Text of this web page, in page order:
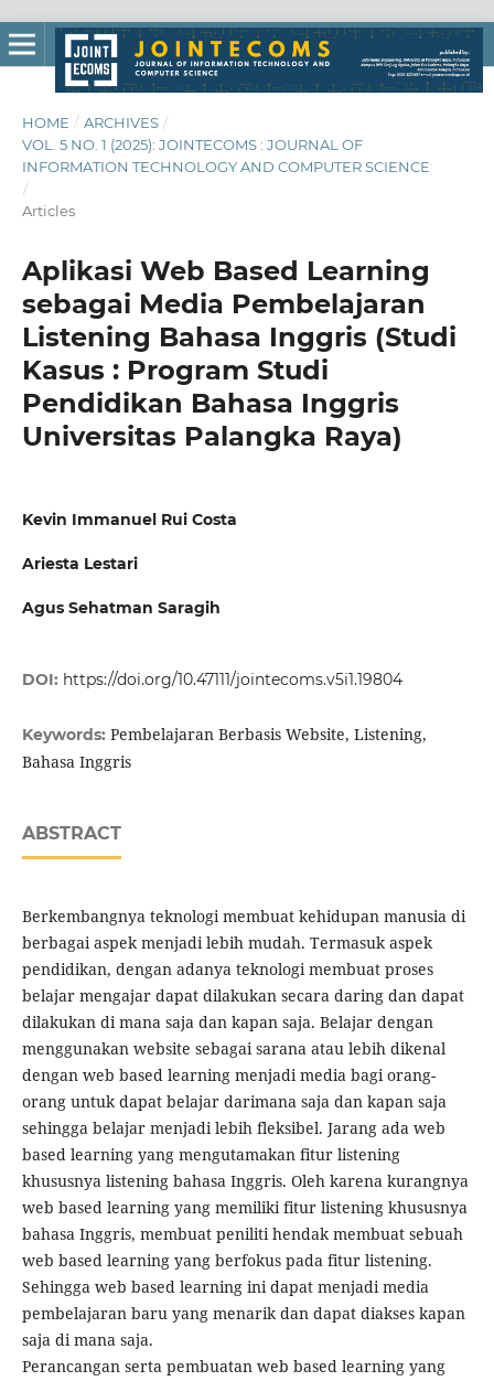
HOME / ARCHIVES /
VOL. 5 NO. 1 (2025): JOINTECOMS : JOURNAL OF
INFORMATION TECHNOLOGY AND COMPUTER SCIENCE
/
Articles
Aplikasi Web Based Learning
sebagai Media Pembelajaran
Listening Bahasa Inggris (Studi
Kasus : Program Studi
Pendidikan Bahasa Inggris
Universitas Palangka Raya)
Kevin Immanuel Rui Costa
Ariesta Lestari
Agus Sehatman Saragih
DOI: https://doi.org/10.47111/jointecoms.v5i1.19804
Keywords: Pembelajaran Berbasis Website, Listening,
Bahasa Inggris
ABSTRACT
Berkembangnya teknologi membuat kehidupan manusia di
berbagai aspek menjadi lebih mudah. Termasuk aspek
pendidikan, dengan adanya teknologi membuat proses
belajar mengajar dapat dilakukan secara daring dan dapat
dilakukan di mana saja dan kapan saja. Belajar dengan
menggunakan website sebagai sarana atau lebih dikenal
dengan web based learning menjadi media bagi orang-
orang untuk dapat belajar darimana saja dan kapan saja
sehingga belajar menjadi lebih fleksibel. Jarang ada web
based learning yang mengutamakan fitur listening
khususnya listening bahasa Inggris. Oleh karena kurangnya
web based learning yang memiliki fitur listening khususnya
bahasa Inggris, membuat peniliti hendak membuat sebuah
web based learning yang berfokus pada fitur listening.
Sehingga web based learning ini dapat menjadi media
pembelajaran baru yang menarik dan dapat diakses kapan
saja di mana saja.
Perancangan serta pembuatan web based learning yang